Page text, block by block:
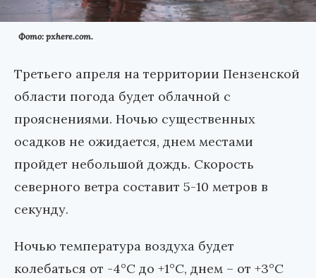
Фото: pxhere.com.
Третьего апреля на территории Пензенской
области погода будет облачной с
прояснениями. Ночью существенных
осадков не ожидается, днем местами
пройдет небольшой дождь. Скорость
северного ветра составит 5-10 метров в
секунду.
Ночью температура воздуха будет
колебаться от -4°С до +1°С, днем – от +3°С